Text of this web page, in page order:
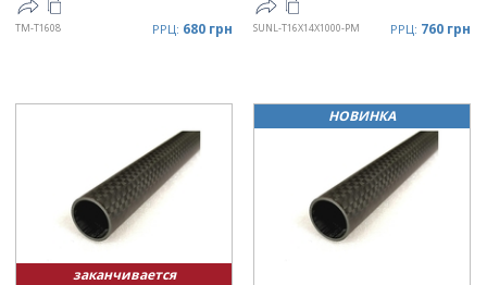
TM-T1608 РРЦ: 680 грн SUNL-T16X14X1000-PM РРЦ: 760 грн
заканчивается
НОВИНКА